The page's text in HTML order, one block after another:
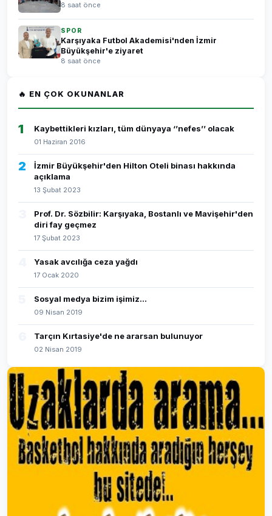
8 saat önce
SPOR
Karşıyaka Futbol Akademisi'nden İzmir
Büyükşehir'e ziyaret
8 saat önce
🔥 EN ÇOK OKUNANLAR
1 Kaybettikleri kızları, tüm dünyaya ‘’nefes’’ olacak
01 Haziran 2016
2
İzmir Büyükşehir'den Hilton Oteli binası hakkında
açıklama
13 Şubat 2023
Prof. Dr. Sözbilir: Karşıyaka, Bostanlı ve Mavişehir'den
diri fay geçmez
17 Şubat 2023
Yasak avcılığa ceza yağdı
17 Ocak 2020
Sosyal medya bizim işimiz...
09 Nisan 2019
Tarçın Kırtasiye'de ne ararsan bulunuyor
02 Nisan 2019